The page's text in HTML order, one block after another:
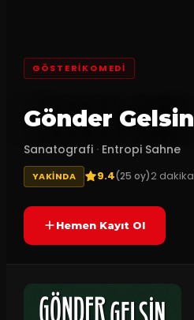
GÖSTERIKOMEDI
Gönder Gelsin
Sanatografi · Entropi Sahne
YAKINDA 9.4(25 oy)2 dakika
Hemen Kayıt Ol